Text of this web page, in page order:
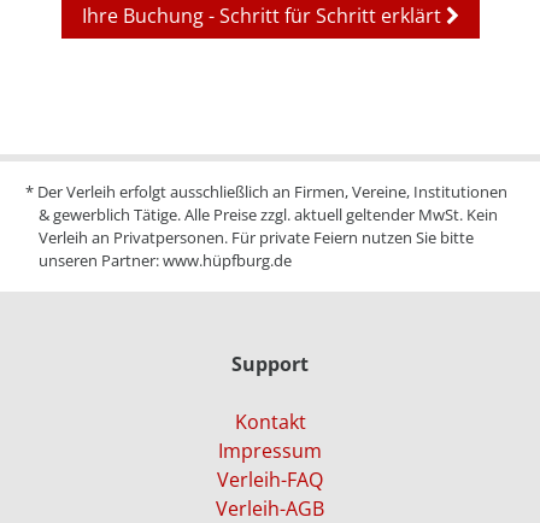
Ihre Buchung - Schritt für Schritt erklärt
* Der Verleih erfolgt ausschließlich an Firmen, Vereine, Institutionen
& gewerblich Tätige. Alle Preise zzgl. aktuell geltender MwSt. Kein
Verleih an Privatpersonen. Für private Feiern nutzen Sie bitte
unseren Partner:www.hüpfburg.de
Support
Kontakt
Impressum
Verleih-FAQ
Verleih-AGB